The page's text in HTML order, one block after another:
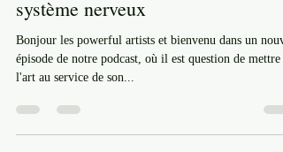
Mettre l'art au service de son
système nerveux
Bonjour les powerful artists et bienvenu dans un
l'art au service de son...